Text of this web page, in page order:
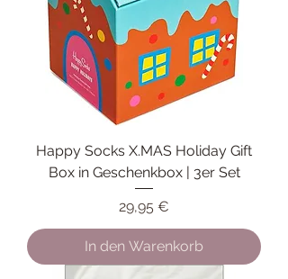
Happy Socks X.MAS Holiday Gift
Box in Geschenkbox | 3er Set
Preis
29,95 €
In den Warenkorb